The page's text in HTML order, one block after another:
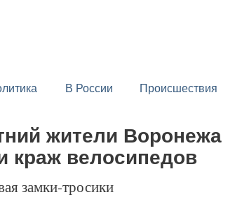
В России Происшествия
жители Воронежа
краж велосипедов
замки-тросики